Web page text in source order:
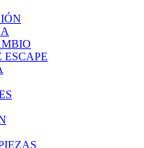
ESCAPE